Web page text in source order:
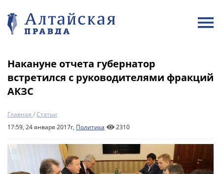
Накануне отчета губернатор
встретился с руководителями фракций
АКЗС
Главная /Статьи
17:59, 24 января 2017г, Политика 2310